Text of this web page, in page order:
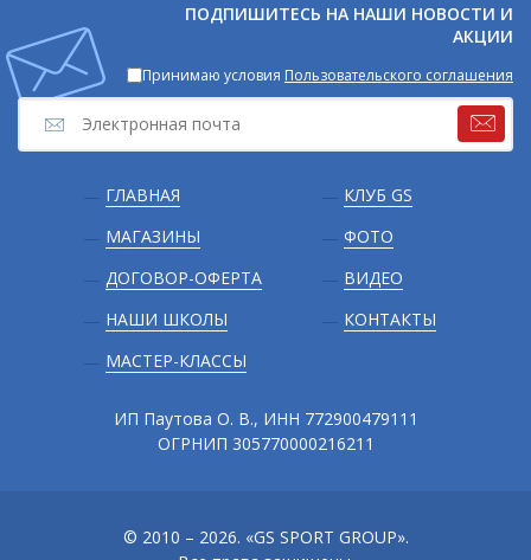
Подвал
ГЛАВНАЯ
МАГАЗИНЫ
ДОГОВОР-ОФЕРТА
НАШИ ШКОЛЫ
МАСТЕР-КЛАССЫ
КЛУБ GS
ФОТО
ВИДЕО
КОНТАКТЫ
ПОДПИШИТЕСЬ НА НАШИ НОВОСТИ И
АКЦИИ
Принимаю условия Пользовательского соглашения
ИП Паутова О. В., ИНН 772900479111
ОГРНИП 305770000216211
© 2010 – 2026. «GS SPORT GROUP».